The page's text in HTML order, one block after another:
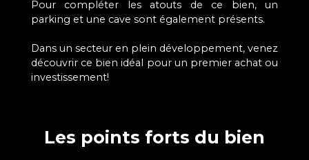
Pour compléter les atouts de ce bien, un
parking et une cave sont également présents.
Dans un secteur en plein développement, venez
découvrir ce bien idéal pour un premier achat ou
investissement!
Les points forts du bien